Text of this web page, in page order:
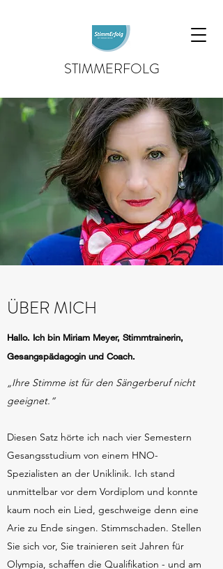
STIMMERFOLG
ÜBER MICH
Hallo. Ich bin Miriam Meyer, Stimmtrainerin,
Gesangspädagogin und Coach.
„Ihre Stimme ist für den Sängerberuf nicht
geeignet.“
Diesen Satz hörte ich nach vier Semestern
Gesangsstudium von einem HNO-
Spezialisten an der Uniklinik. Ich stand
unmittelbar vor dem Vordiplom und konnte
kaum noch ein Lied, geschweige denn eine
Arie zu Ende singen. Stimmschaden. Stellen
Sie sich vor, Sie trainieren seit Jahren für
Olympia, schaffen die Qualifikation - und am